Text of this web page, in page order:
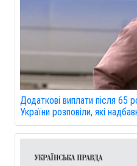
Додаткові виплати після 65
України розповіли, які